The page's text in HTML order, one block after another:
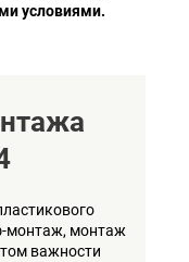
условиями.
монтаж, монтаж
важности